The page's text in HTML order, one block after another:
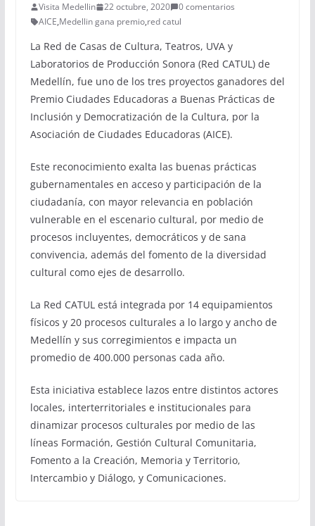
Visita Medellin 22 octubre, 2020
0 comentarios
AICE,Medellin gana premio,red catul
La Red de Casas de Cultura, Teatros, UVA y
Laboratorios de Producción Sonora (Red CATUL) de
Medellín, fue uno de los tres proyectos ganadores del
Premio Ciudades Educadoras a Buenas Prácticas de
Inclusión y Democratización de la Cultura, por la
Asociación de Ciudades Educadoras (AICE).
Este reconocimiento exalta las buenas prácticas
gubernamentales en acceso y participación de la
ciudadanía, con mayor relevancia en población
vulnerable en el escenario cultural, por medio de
procesos incluyentes, democráticos y de sana
convivencia, además del fomento de la diversidad
cultural como ejes de desarrollo.
La Red CATUL está integrada por 14 equipamientos
físicos y 20 procesos culturales a lo largo y ancho de
Medellín y sus corregimientos e impacta un
promedio de 400.000 personas cada año.
Esta iniciativa establece lazos entre distintos actores
locales, interterritoriales e institucionales para
dinamizar procesos culturales por medio de las
líneas Formación, Gestión Cultural Comunitaria,
Fomento a la Creación, Memoria y Territorio,
Intercambio y Diálogo, y Comunicaciones.